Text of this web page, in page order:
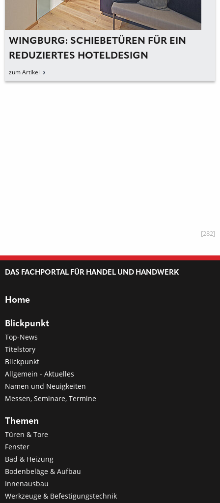
WINGBURG: SCHIEBETÜREN FÜR EIN
REDUZIERTES HOTELDESIGN
zum Artikel
[282]
DAS FACHPORTAL FÜR HANDEL UND HANDWERK
Home
Blickpunkt
Top-News
Titelstory
Blickpunkt
Allgemein - Aktuelles
Namen und Neuigkeiten
Messen, Seminare, Termine
Themen
Türen & Tore
Fenster
Bad & Heizung
Bodenbeläge & Aufbau
Innenausbau
Werkzeuge & Befestigungstechnik